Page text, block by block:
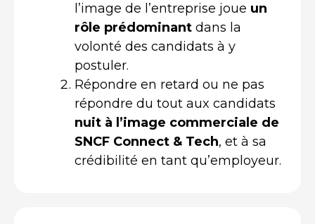
l’image de l’entreprise joue un
rôle prédominant dans la
volonté des candidats à y
postuler.
Répondre en retard ou ne pas
répondre du tout aux candidats
nuit à l’image commerciale de
SNCF Connect & Tech, et à sa
crédibilité en tant qu’employeur.